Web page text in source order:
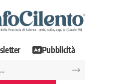
Pubblicità